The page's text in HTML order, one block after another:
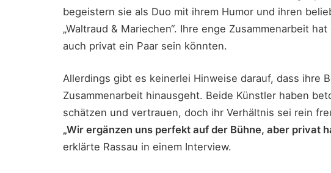
begeistern sie als Duo mit ihrem Humor und ihren
„Waltraud & Mariechen“. Ihre enge Zusammenarbeit
auch privat ein Paar sein könnten.
Allerdings gibt es keinerlei Hinweise darauf, dass ihre
Zusammenarbeit hinausgeht. Beide Künstler haben
schätzen und vertrauen, doch ihr Verhältnis sei rein
„Wir ergänzen uns perfekt auf der Bühne, aber privat
erklärte Rassau in einem Interview.